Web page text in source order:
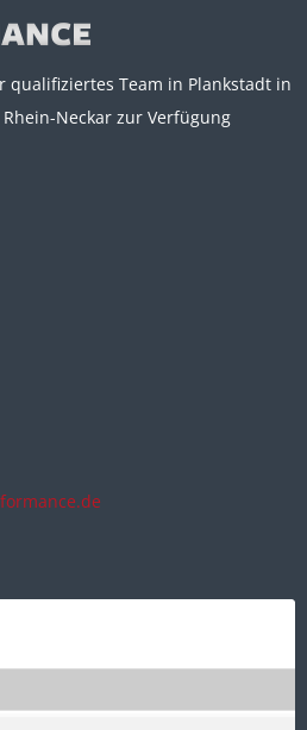
qualifiziertes Team in Plankstadt in
Neckar zur Verfügung